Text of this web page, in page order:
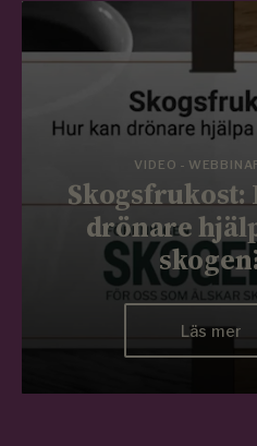
VIDEO -
Skogsfrukost:
drönare
Läs mer